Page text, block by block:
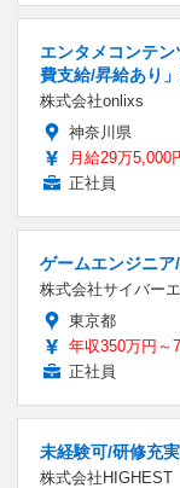
エンタメコンテ
費支給/昇給あり
株式会社onlixs
神奈川県
月給29万5,000
正社員
ゲームエンジニ
株式会社サイバー
東京都
年収350万円～
正社員
未経験可/研修充
株式会社HIGHEST